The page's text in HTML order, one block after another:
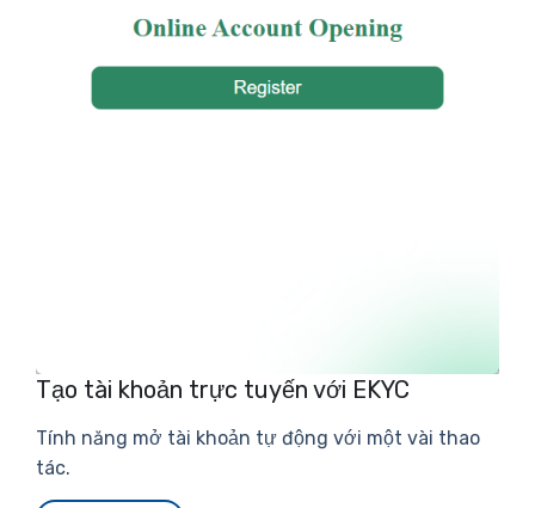
Tạo tài khoản trực tuyến với EKYC
Tính năng mở tài khoản tự động với một vài thao
tác.